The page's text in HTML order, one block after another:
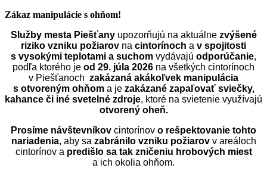
Zákaz manipulácie s ohňom!
Služby mesta Piešťanyupozorňujú na aktuálne zvýšené
riziko vzniku požiarov na cintorínoch a v spojitosti
s vysokými teplotami a suchom vydávajú odporúčanie,
podľa ktorého je od 29. júla 2026 na všetkých cintorínoch
v Piešťanoch zakázaná akákoľvek manipulácia
s otvoreným ohňoma je zakázané zapaľovať sviečky,
kahance či iné svetelné zdroje, ktoré na svietenie využívajú
otvorený oheň.
Prosíme návštevníkov cintorínov o rešpektovanie tohto
nariadenia, aby sa zabránilo vzniku požiarovv areáloch
cintorínov a predišlo sa tak zničeniu hrobových miest
a ich okolia ohňom.